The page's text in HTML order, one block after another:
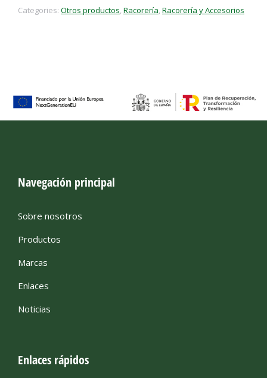
Categories: Otros productos, Racorería, Racorería y Accesorios
Navegación principal
Sobre nosotros
Productos
Marcas
Enlaces
Noticias
Enlaces rápidos